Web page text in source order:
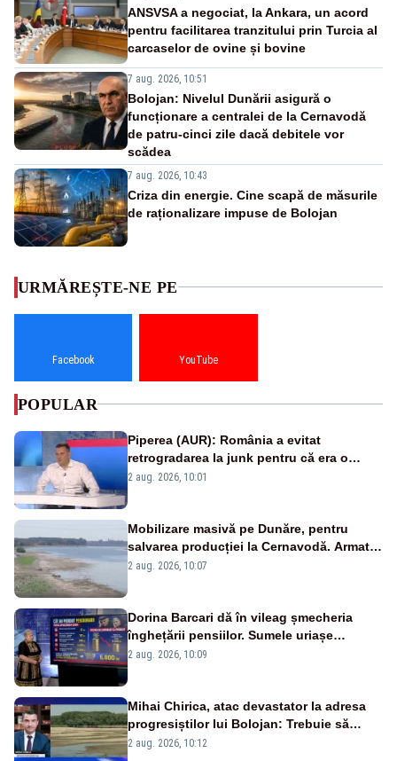
ANSVSA a negociat, la Ankara, un acord
pentru facilitarea tranzitului prin Turcia al
carcaselor de ovine și bovine
7 aug. 2026, 10:51
Bolojan: Nivelul Dunării asigură o
funcționare a centralei de la Cernavodă
de patru-cinci zile dacă debitele vor
scădea
7 aug. 2026, 10:43
Criza din energie. Cine scapă de măsurile
de raționalizare impuse de Bolojan
URMĂREȘTE-NE PE
Facebook YouTube
POPULAR
Piperea (AUR): România a evitat
retrogradarea la junk pentru că era o
catastrofă pentru bănci și fondurile de
2 aug. 2026, 10:01
Mobilizare masivă pe Dunăre, pentru
salvarea producției la Cernavodă. Armata
va detona o stâncă și va devia apa
2 aug. 2026, 10:07
Dorina Barcari dă în vileag șmecheria
înghețării pensiilor. Sumele uriașe
pierdute de fiecare român
2 aug. 2026, 10:09
Mihai Chirica, atac devastator la adresa
progresiștilor lui Bolojan: Trebuie să
protejăm și natura, dar nu șținem omaneii
2 aug. 2026, 10:12